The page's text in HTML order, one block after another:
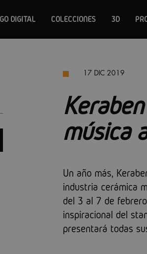
DIGITAL COLECCIONES 3D
17 DIC 2019
música
Un año más,
industria cerámica
del 3 al 7 de
inspiracional del
presentará todas